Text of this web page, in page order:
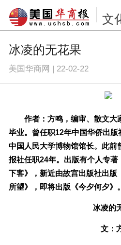
文
冰凌的无花果
美国华商网 | 22-02-22
作者：方鸣，编审、散文大
毕业。曾任职12年中国华侨出
中国人民大学博物馆馆长。此前
报社任职24年。出版有个人专
下客》，新近由故宫出版社出版
所望》，即将出版《今夕何夕》。
冰凌的
文：